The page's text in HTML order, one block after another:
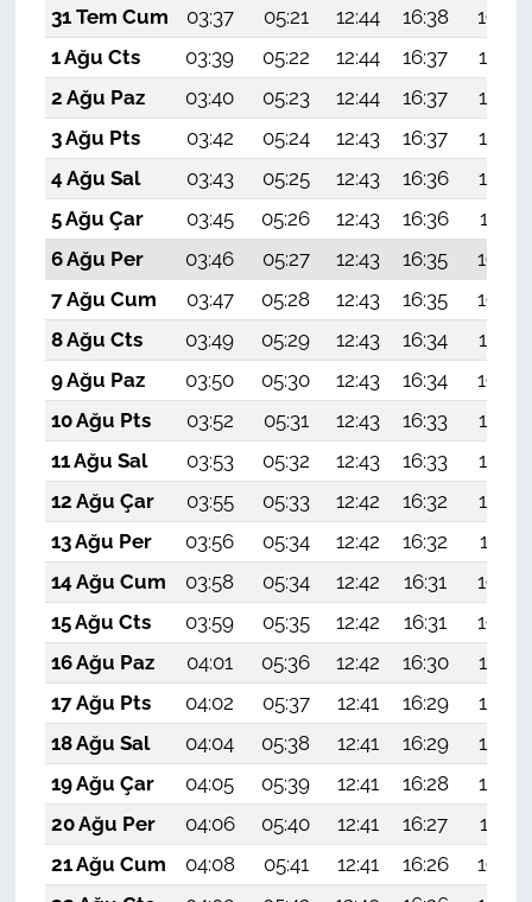
31 Tem Cum
03:37 05:21 12:44 16:38
19:56
1 Ağu Cts
03:39 05:22 12:44 16:37
19:55
2 Ağu Paz
03:40 05:23 12:44 16:37
19:54
3 Ağu Pts
03:42 05:24 12:43 16:37
19:53
4 Ağu Sal
03:43 05:25 12:43 16:36
19:52
5 Ağu Çar
03:45 05:26 12:43 16:36
19:51
6 Ağu Per
03:46 05:27 12:43 16:35
19:50
7 Ağu Cum
03:47 05:28 12:43 16:35
19:49
8 Ağu Cts
03:49 05:29 12:43 16:34
19:47
9 Ağu Paz
03:50 05:30 12:43 16:34
19:46
10 Ağu Pts
03:52 05:31 12:43 16:33
19:45
11 Ağu Sal
03:53 05:32 12:43 16:33
19:44
12 Ağu Çar
03:55 05:33 12:42 16:32
19:42
13 Ağu Per
03:56 05:34 12:42 16:32
19:41
14 Ağu Cum
03:58 05:34 12:42 16:31
19:40
15 Ağu Cts
03:59 05:35 12:42 16:31
19:38
16 Ağu Paz
04:01 05:36 12:42 16:30
19:37
17 Ağu Pts
04:02 05:37 12:41 16:29
19:35
18 Ağu Sal
04:04 05:38 12:41 16:29
19:34
19 Ağu Çar
04:05 05:39 12:41 16:28
19:33
20 Ağu Per
04:06 05:40 12:41 16:27
19:31
21 Ağu Cum
04:08 05:41 12:41 16:26
19:30